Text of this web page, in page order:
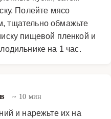
Полейте мясо
тщательно обмажьте
пищевой пленкой и
на 1 час.
~ 10 мин
и нарежьте их на